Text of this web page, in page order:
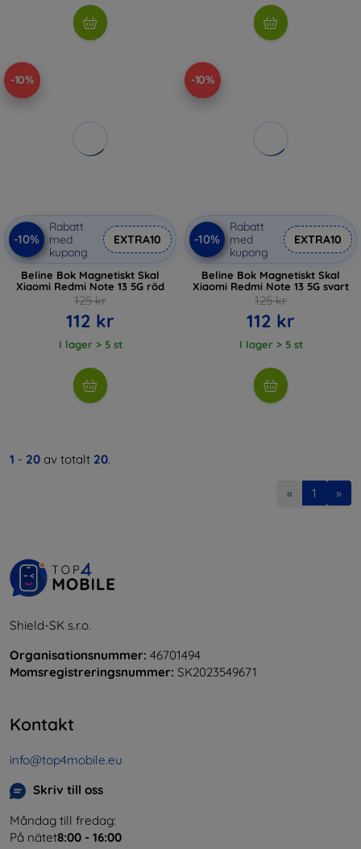
-10%
-10%
Rabatt
med
kupong
EXTRA10
Beline Bok Magnetiskt Skal
Xiaomi Redmi Note 13 5G röd
125 kr
112 kr
I lager > 5 st
-10%
-10%
Rabatt
med
kupong
EXTRA10
Beline Bok Magnetiskt Skal
Xiaomi Redmi Note 13 5G svart
125 kr
112 kr
I lager > 5 st
1 - 20 av totalt 20.
« 1 »
Shield-SK s.r.o.
Organisationsnummer: 46701494
Momsregistreringsnummer: SK2023549671
Kontakt
info@top4mobile.eu
Skriv till oss
Måndag till fredag:
På nätet8:00 - 16:00